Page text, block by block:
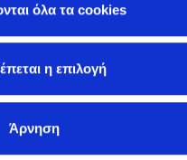
όλα τα cookies
η επιλογή
Άρνηση